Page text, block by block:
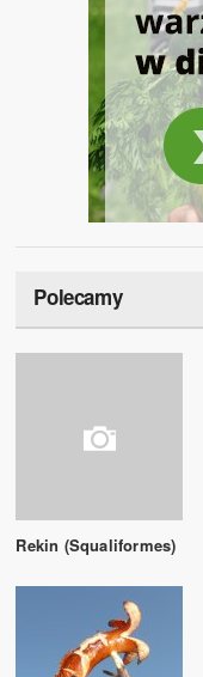
Polecamy
Rekin (Squaliformes)